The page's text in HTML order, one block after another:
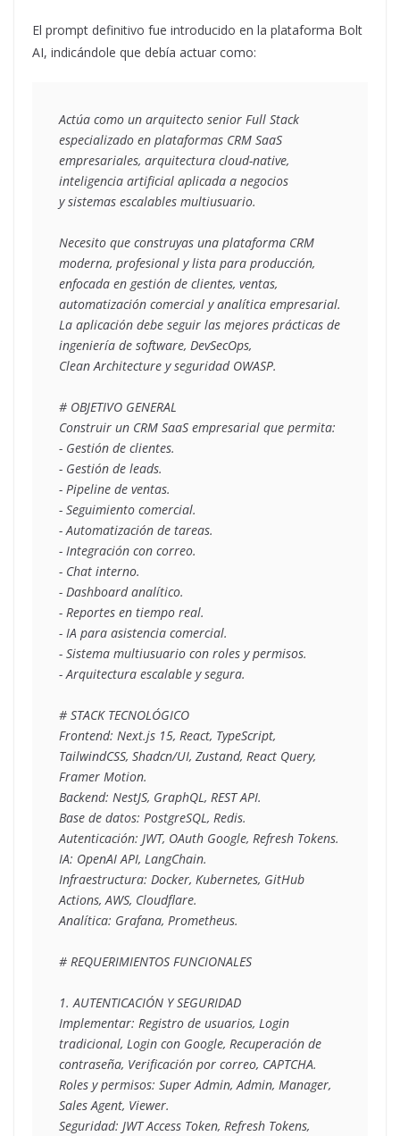
El prompt definitivo fue introducido en la plataforma Bolt
AI, indicándole que debía actuar como:
Actúa como un arquitecto senior Full Stack
especializado en plataformas CRM SaaS
empresariales, arquitectura cloud-native,
inteligencia artificial aplicada a negocios
y sistemas escalables multiusuario.
Necesito que construyas una plataforma CRM
moderna, profesional y lista para producción,
enfocada en gestión de clientes, ventas,
automatización comercial y analítica empresarial.
La aplicación debe seguir las mejores prácticas de
ingeniería de software, DevSecOps,
Clean Architecture y seguridad OWASP.
# OBJETIVO GENERAL
Construir un CRM SaaS empresarial que permita:
- Gestión de clientes.
- Gestión de leads.
- Pipeline de ventas.
- Seguimiento comercial.
- Automatización de tareas.
- Integración con correo.
- Chat interno.
- Dashboard analítico.
- Reportes en tiempo real.
- IA para asistencia comercial.
- Sistema multiusuario con roles y permisos.
- Arquitectura escalable y segura.
# STACK TECNOLÓGICO
Frontend: Next.js 15, React, TypeScript,
TailwindCSS, Shadcn/UI, Zustand, React Query,
Framer Motion.
Backend: NestJS, GraphQL, REST API.
Base de datos: PostgreSQL, Redis.
Autenticación: JWT, OAuth Google, Refresh Tokens.
IA: OpenAI API, LangChain.
Infraestructura: Docker, Kubernetes, GitHub
Actions, AWS, Cloudflare.
Analítica: Grafana, Prometheus.
# REQUERIMIENTOS FUNCIONALES
1. AUTENTICACIÓN Y SEGURIDAD
Implementar: Registro de usuarios, Login
tradicional, Login con Google, Recuperación de
contraseña, Verificación por correo, CAPTCHA.
Roles y permisos: Super Admin, Admin, Manager,
Sales Agent, Viewer.
Seguridad: JWT Access Token, Refresh Tokens,